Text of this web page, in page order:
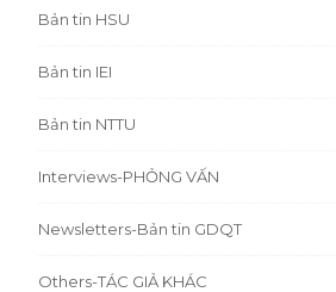
Bản tin HSU
Bản tin IEI
Bản tin NTTU
Interviews-PHỎNG VẤN
Newsletters-Bản tin GDQT
Others-TÁC GIẢ KHÁC